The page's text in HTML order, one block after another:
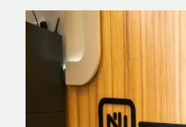
Nomad Explorer